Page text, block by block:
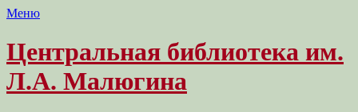
Меню
Центральная библиотека им.
Л.А. Малюгина